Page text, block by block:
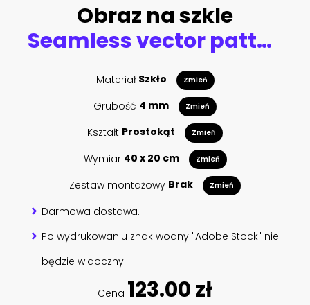
Obraz na szkle
Seamless vector pattern. geometrical background with hand drawn decorative tribal elements. Print with ethnic, folk, traditional motifs. Graphic illustration for wrapping, wallpaper, fabric, packing
Materiał Szkło Zmień
Grubość 4 mm Zmień
Kształt Prostokąt Zmień
Wymiar 40 x 20 cm Zmień
Zestaw montażowy Brak Zmień
Darmowa dostawa.
Po wydrukowaniu znak wodny "Adobe Stock" nie
będzie widoczny.
Cena 123.00 zł